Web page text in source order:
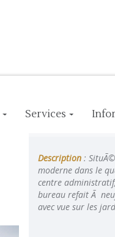
Services
Description :
moderne dans le
centre
bureau refait Ã
avec vue sur les